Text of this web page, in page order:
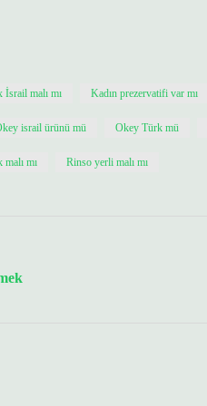
İsrail malı mı Kadın prezervatifi var mı
israil ürünü mü Okey Türk mü
mı Rinso yerli malı mı